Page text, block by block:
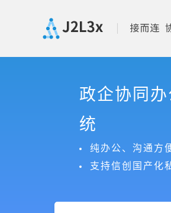
政企协同
统
纯办公、沟通方
支持信创国产化